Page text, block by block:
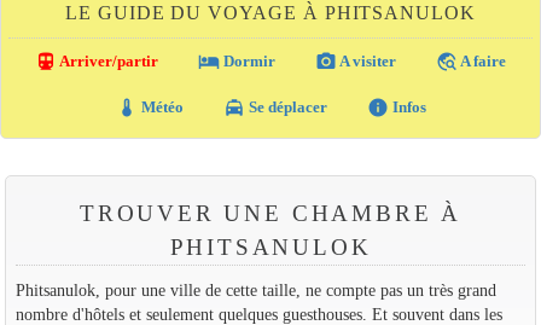
LE GUIDE DU VOYAGE À PHITSANULOK
directions_transit Arriver/partir local_hotel Dormir photo_camera A visiter travel_explore A faire
thermostat Météo local_taxi Se déplacer info Infos
TROUVER UNE CHAMBRE À
PHITSANULOK
Phitsanulok, pour une ville de cette taille, ne compte pas un très grand
nombre d'hôtels et seulement quelques guesthouses. Et souvent dans les